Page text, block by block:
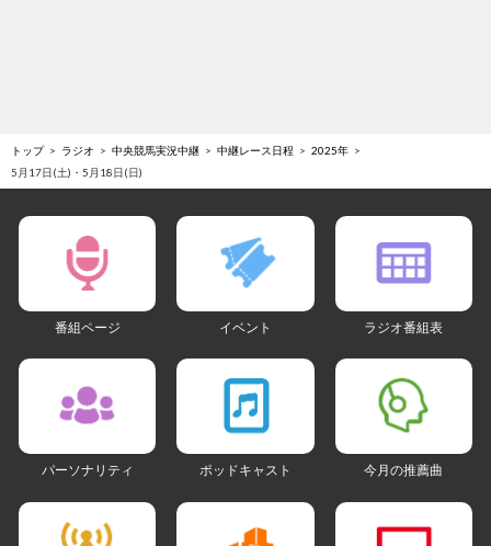
トップ ラジオ 中央競馬実況中継 中継レース日程
2025年
5月17日(土)・5月18日(日)
番組ページ イベント ラジオ番組表
パーソナリティ ポッドキャスト 今月の推薦曲